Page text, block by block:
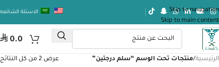
Skip to navigation
Skip to main content
الاسئلة الشائعه
⃁ 0.0
الرئيسية/منتجات تحت الوسم “سلم درجتين” عرض ⁦2⁩ من كل النتائج